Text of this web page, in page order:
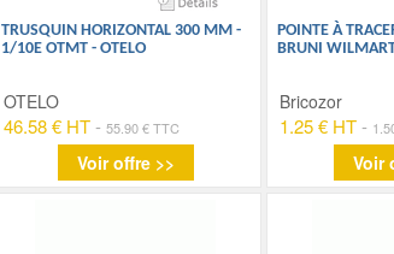
TRUSQUIN HORIZONTAL 300 MM -
1/10E OTMT - OTELO
OTELO
46.58 € HT - 55.90 € TTC
Voir offre >>
POINTE À
BRUNI
Bricozor
1.25 € HT-
Voir